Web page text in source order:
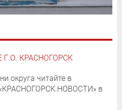
Г.О. КРАСНОГОРСК
округа читайте в
в